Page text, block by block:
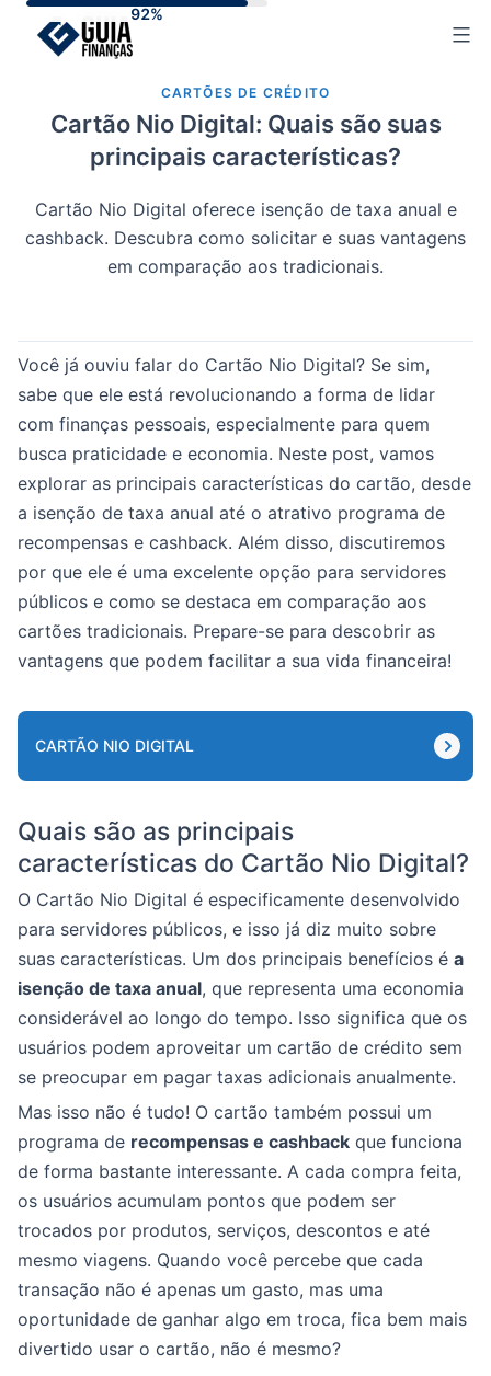
CARTÕES DE CRÉDITO
Cartão Nio Digital: Quais são suas
principais características?
Cartão Nio Digital oferece isenção de taxa anual e
cashback. Descubra como solicitar e suas vantagens
em comparação aos tradicionais.
Você já ouviu falar do Cartão Nio Digital? Se sim,
sabe que ele está revolucionando a forma de lidar
com finanças pessoais, especialmente para quem
busca praticidade e economia. Neste post, vamos
explorar as principais características do cartão, desde
a isenção de taxa anual até o atrativo programa de
recompensas e cashback. Além disso, discutiremos
por que ele é uma excelente opção para servidores
públicos e como se destaca em comparação aos
cartões tradicionais. Prepare-se para descobrir as
vantagens que podem facilitar a sua vida financeira!
CARTÃO NIO DIGITAL
Quais são as principais
características do Cartão Nio Digital?
O Cartão Nio Digital é especificamente desenvolvido
para servidores públicos, e isso já diz muito sobre
suas características. Um dos principais benefícios é a
isenção de taxa anual, que representa uma economia
considerável ao longo do tempo. Isso significa que os
usuários podem aproveitar um cartão de crédito sem
se preocupar em pagar taxas adicionais anualmente.
Mas isso não é tudo! O cartão também possui um
programa de recompensas e cashback que funciona
de forma bastante interessante. A cada compra feita,
os usuários acumulam pontos que podem ser
trocados por produtos, serviços, descontos e até
mesmo viagens. Quando você percebe que cada
transação não é apenas um gasto, mas uma
oportunidade de ganhar algo em troca, fica bem mais
divertido usar o cartão, não é mesmo?